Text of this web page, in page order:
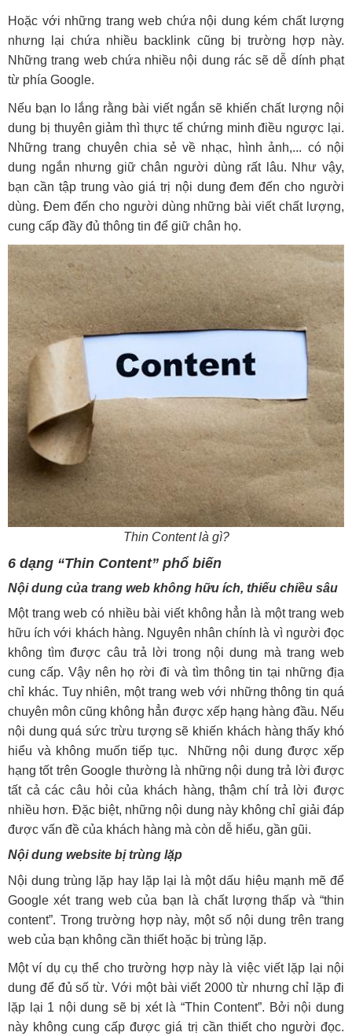
Hoặc với những trang web chứa nội dung kém chất lượng
nhưng lại chứa nhiều backlink cũng bị trường hợp này.
Những trang web chứa nhiều nội dung rác sẽ dễ dính phạt
từ phía Google.
Nếu bạn lo lắng rằng bài viết ngắn sẽ khiến chất lượng nội
dung bị thuyên giảm thì thực tế chứng minh điều ngược lại.
Những trang chuyên chia sẻ về nhạc, hình ảnh,... có nội
dung ngắn nhưng giữ chân người dùng rất lâu. Như vậy,
bạn cần tập trung vào giá trị nội dung đem đến cho người
dùng. Đem đến cho người dùng những bài viết chất lượng,
cung cấp đầy đủ thông tin để giữ chân họ.
Thin Content là gì?
6 dạng “Thin Content” phổ biến
Nội dung của trang web không hữu ích, thiếu chiều sâu
Một trang web có nhiều bài viết không hẳn là một trang web
hữu ích với khách hàng. Nguyên nhân chính là vì người đọc
không tìm được câu trả lời trong nội dung mà trang web
cung cấp. Vậy nên họ rời đi và tìm thông tin tại những địa
chỉ khác. Tuy nhiên, một trang web với những thông tin quá
chuyên môn cũng không hẳn được xếp hạng hàng đầu. Nếu
nội dung quá sức trừu tượng sẽ khiến khách hàng thấy khó
hiểu và không muốn tiếp tục. Những nội dung được xếp
hạng tốt trên Google thường là những nội dung trả lời được
tất cả các câu hỏi của khách hàng, thậm chí trả lời được
nhiều hơn. Đặc biệt, những nội dung này không chỉ giải đáp
được vấn đề của khách hàng mà còn dễ hiểu, gần gũi.
Nội dung website bị trùng lặp
Nội dung trùng lặp hay lặp lại là một dấu hiệu mạnh mẽ để
Google xét trang web của bạn là chất lượng thấp và “thin
content”. Trong trường hợp này, một số nội dung trên trang
web của bạn không cần thiết hoặc bị trùng lặp.
Một ví dụ cụ thể cho trường hợp này là việc viết lặp lại nội
dung để đủ số từ. Với một bài viết 2000 từ nhưng chỉ lặp đi
lặp lại 1 nội dung sẽ bị xét là “Thin Content”. Bởi nội dung
này không cung cấp được giá trị cần thiết cho người đọc.